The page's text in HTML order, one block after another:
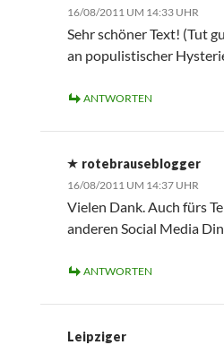
16/08/2011 UM 14:33 UHR
Sehr schöner Text! (Tut
an populistischer
ANTWORTEN
rotebrauseblogger
16/08/2011 UM 14:37 UHR
Vielen Dank. Auch fürs
anderen Social Media
ANTWORTEN
Leipziger